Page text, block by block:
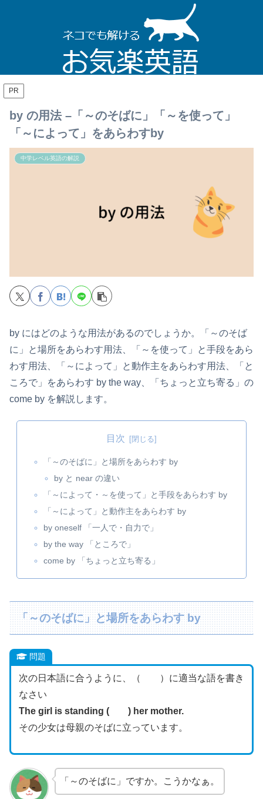
PR
by の用法 –「～のそばに」「～を使って」
「～によって」をあらわすby
中学レベル英語の解説
by にはどのような用法があるのでしょうか。「～のそば
に」と場所をあらわす用法、「～を使って」と手段をあら
わす用法、「～によって」と動作主をあらわす用法、「と
ころで」をあらわす by the way、「ちょっと立ち寄る」の
come by を解説します。
目次
「～のそばに」と場所をあらわす by
by と near の違い
「～によって・～を使って」と手段をあらわす by
「～によって」と動作主をあらわす by
by oneself 「一人で・自力で」
by the way 「ところで」
come by 「ちょっと立ち寄る」
「～のそばに」と場所をあらわす by
問題
次の日本語に合うように、（ ）に適当な語を書き
なさい
The girl is standing ( ) her mother.
その少女は母親のそばに立っています。
「～のそばに」ですか。こうかなぁ。